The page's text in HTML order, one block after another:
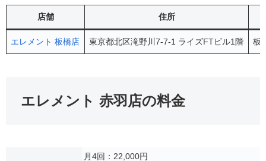
店舗 住所
エレメント 板橋店 東京都北区滝野川7-7-1 ライズFTビル1階 板
エレメント 赤羽店の料金
月4回：22,000円